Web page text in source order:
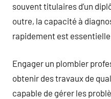
souvent titulaires d’un
outre, la capacité à
rapidement est
Engager un plombier
obtenir des travaux de
capable de gérer les